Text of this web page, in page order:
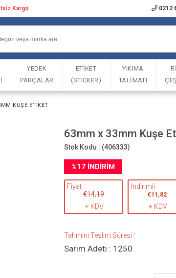
Kargo 0212
YEDEK
PARÇALAR
ETİKET
(STICKER)
YIKIMA
TALİMATI
KUŞE ETIKET
63mm x 33mm Kuşe
Stok Kodu : (406333)
%17 İNDIRIM
Fiyat
€14,19
+ KDV
İndirimli
€11,82
+ KDV
Tahmini Teslim Süresi :
Sarım Adeti : 1250